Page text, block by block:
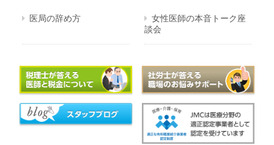
医局の辞め方
女性医師の本音トーク座
談会